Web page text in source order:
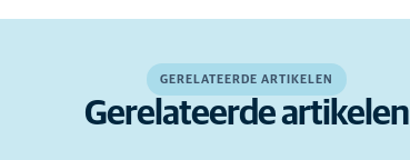
GERELATEERDE ARTIKELEN
Gerelateerde artikelen